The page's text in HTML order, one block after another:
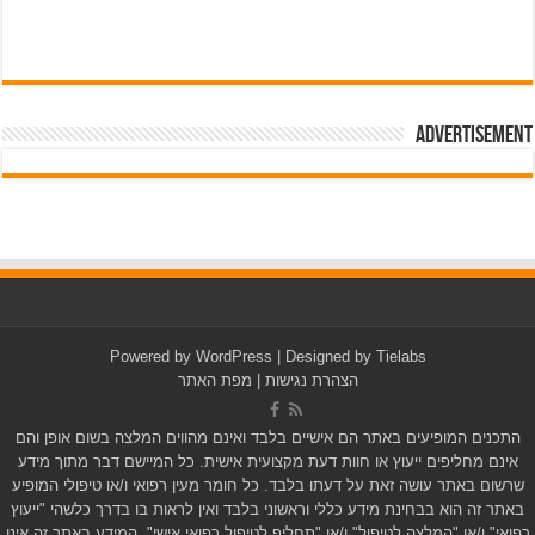
Advertisement
Powered by WordPress | Designed by Tielabs
הצהרת נגישות
מפת האתר
התכנים המופיעים באתר הם אישיים בלבד ואינם מהווים המלצה בשום אופן והם
אינם מחליפים ייעוץ או חוות דעת מקצועית אישית. כל המיישם דבר מתוך מידע
שרשום באתר עושה זאת על דעתו בלבד. כל חומר מעין רפואי ו/או טיפולי המופיע
באתר זה הוא בבחינת מידע כללי וראשוני בלבד ואין לראות בו בדרך כלשהי "ייעוץ